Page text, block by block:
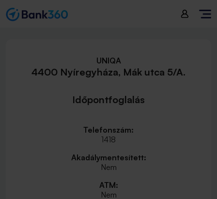
UNIQA
4400 Nyíregyháza, Mák utca 5/A.
Időpontfoglalás
Telefonszám:
1418
Akadálymentesített:
Nem
ATM:
Nem